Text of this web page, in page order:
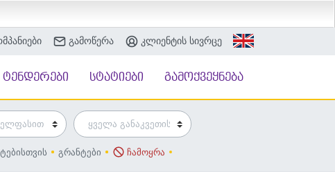
გამოწერა კლიენტის სივრცე
ტენდერები სტატიები გამოქვეყნება
გრანტები ჩამოყრა